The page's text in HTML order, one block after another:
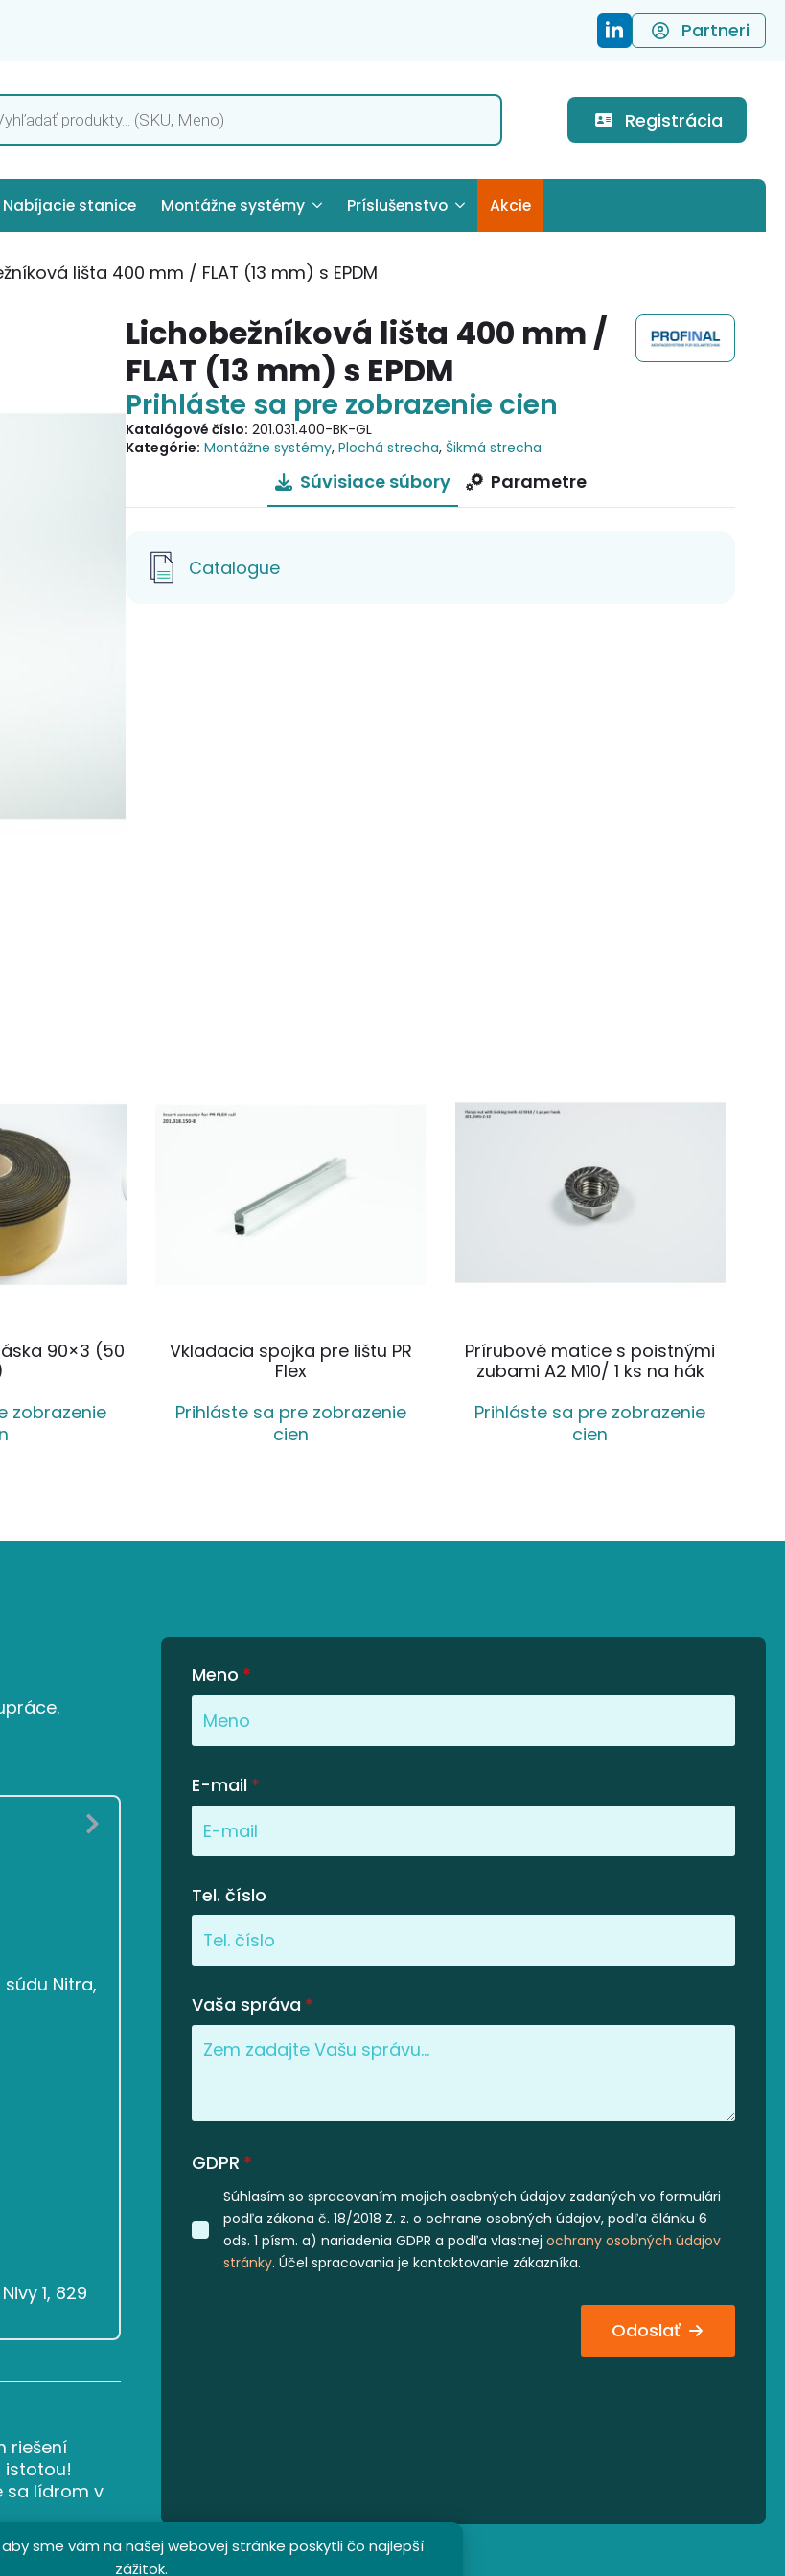
sme vám na našej webovej stránke poskytli čo najlepší
zážitok.
Partneri
Registrácia
Nabíjacie stanice Montážne systémy Príslušenstvo Akcie
lišta 400 mm / FLAT (13 mm) s EPDM
Lichobežníková lišta 400 mm /
FLAT (13 mm) s EPDM
Prihláste sa pre zobrazenie cien
Katalógové číslo: 201.031.400-BK-GL
Kategórie: Montážne systémy,Plochá strecha, Šikmá strecha
Súvisiace súbory Parametre
Catalogue
90×3 (50
zobrazenie
Vkladacia spojka pre lištu PR
Flex
Prihláste sa pre zobrazenie
cien
Prírubové matice s poistnými
zubami A2 M10/ 1 ks na hák
Prihláste sa pre zobrazenie
cien
Nitra,
1, 829
riešení
istotou!
sa lídrom v
Meno *
E-mail *
Tel. číslo
Vaša správa *
GDPR *
Súhlasím so spracovaním mojich osobných údajov zadaných vo formulári
podľa zákona č. 18/2018 Z. z. o ochrane osobných údajov, podľa článku 6
ods. 1 písm. a) nariadenia GDPR a podľa vlastnejochrany osobných údajov
stránky. Účel spracovania je kontaktovanie zákazníka.
Odoslať